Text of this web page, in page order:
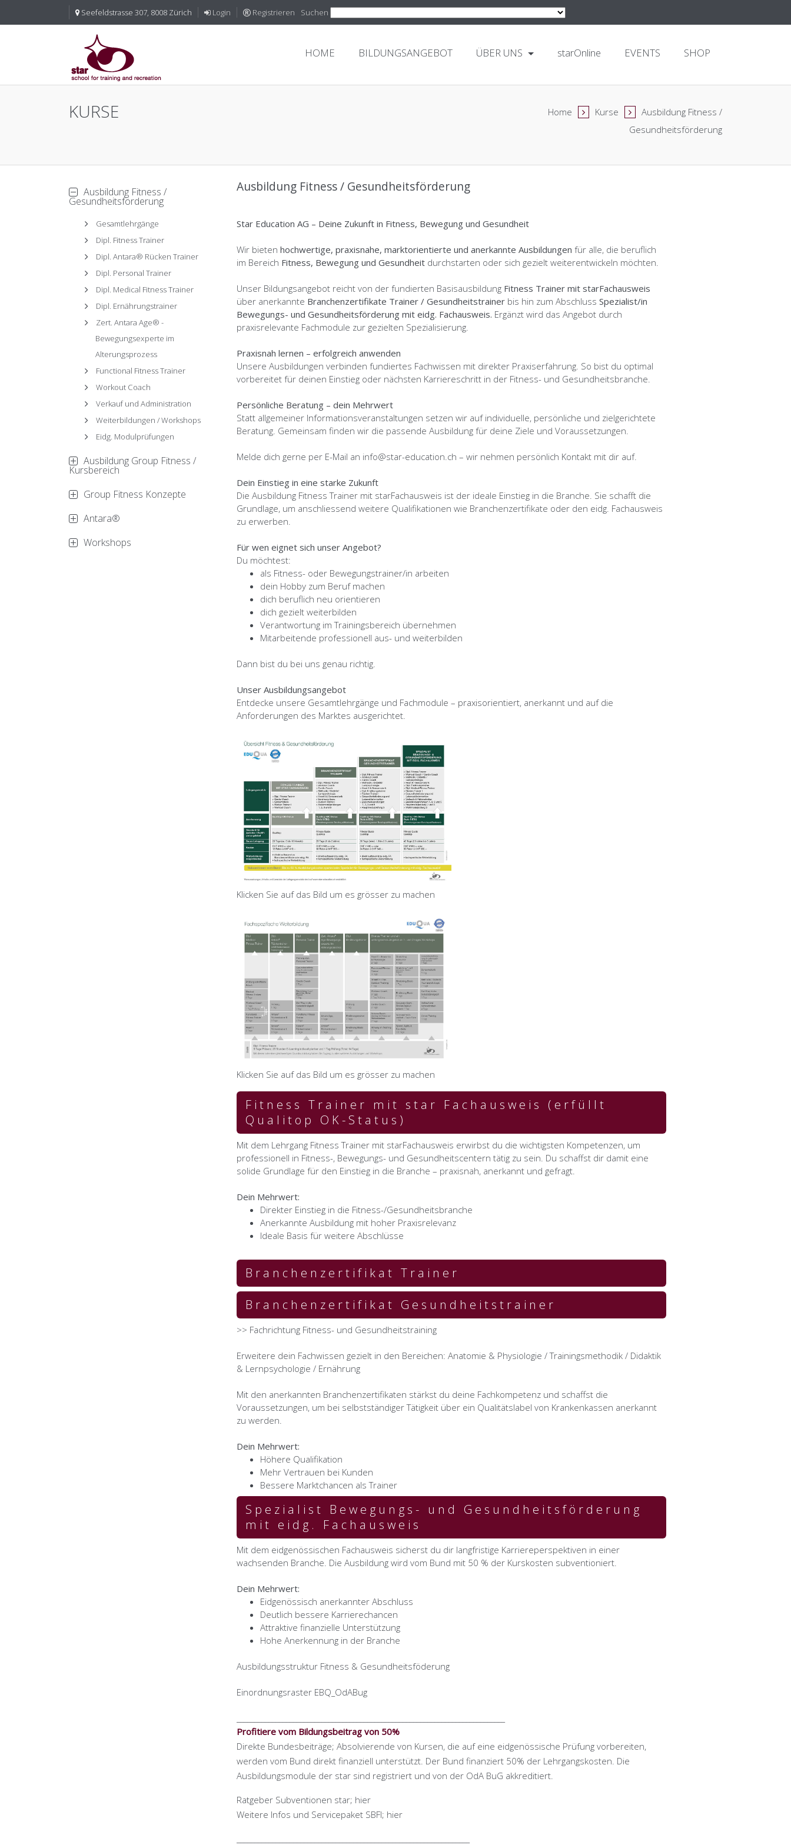
Seefeldstrasse 307, 8008 Zürich Login Registrieren Suchen
HOME BILDUNGSANGEBOT ÜBER UNS starOnline EVENTS SHOP
KURSE Home Kurse
Ausbildung Fitness /
Gesundheitsförderung
Ausbildung Fitness /
Gesundheitsförderung
Gesamtlehrgänge
Dipl. Fitness Trainer
Dipl. Antara® Rücken Trainer
Dipl. Personal Trainer
Dipl. Medical Fitness Trainer
Dipl. Ernährungstrainer
Zert. Antara Age® -
Bewegungsexperte im
Alterungsprozess
Functional Fitness Trainer
Workout Coach
Verkauf und Administration
Weiterbildungen / Workshops
Eidg. Modulprüfungen
Ausbildung Group Fitness /
Kursbereich
Group Fitness Konzepte
Antara®
Workshops
Ausbildung Fitness / Gesundheitsförderung
Star Education AG – Deine Zukunft in Fitness, Bewegung und Gesundheit
Wir bieten hochwertige, praxisnahe, marktorientierte und anerkannte Ausbildungen für alle, die beruflich
im Bereich Fitness, Bewegung und Gesundheit durchstarten oder sich gezielt weiterentwickeln möchten.
Unser Bildungsangebot reicht von der fundierten Basisausbildung Fitness Trainer mit starFachausweis
über anerkannte Branchenzertifikate Trainer / Gesundheitstrainer bis hin zum Abschluss Spezialist/in
Bewegungs- und Gesundheitsförderung mit eidg. Fachausweis. Ergänzt wird das Angebot durch
praxisrelevante Fachmodule zur gezielten Spezialisierung.
Praxisnah lernen – erfolgreich anwenden
Unsere Ausbildungen verbinden fundiertes Fachwissen mit direkter Praxiserfahrung. So bist du optimal
vorbereitet für deinen Einstieg oder nächsten Karriereschritt in der Fitness- und Gesundheitsbranche.
Persönliche Beratung – dein Mehrwert
Statt allgemeiner Informationsveranstaltungen setzen wir auf individuelle, persönliche und zielgerichtete
Beratung. Gemeinsam finden wir die passende Ausbildung für deine Ziele und Voraussetzungen.
Melde dich gerne per E-Mail an info@star-education.ch – wir nehmen persönlich Kontakt mit dir auf.
Dein Einstieg in eine starke Zukunft
Die Ausbildung Fitness Trainer mit starFachausweis ist der ideale Einstieg in die Branche. Sie schafft die
Grundlage, um anschliessend weitere Qualifikationen wie Branchenzertifikate oder den eidg. Fachausweis
zu erwerben.
Für wen eignet sich unser Angebot?
Du möchtest:
als Fitness- oder Bewegungstrainer/in arbeiten
dein Hobby zum Beruf machen
dich beruflich neu orientieren
dich gezielt weiterbilden
Verantwortung im Trainingsbereich übernehmen
Mitarbeitende professionell aus- und weiterbilden
Dann bist du bei uns genau richtig.
Unser Ausbildungsangebot
Entdecke unsere Gesamtlehrgänge und Fachmodule – praxisorientiert, anerkannt und auf die
Anforderungen des Marktes ausgerichtet.
Klicken Sie auf das Bild um es grösser zu machen
Klicken Sie auf das Bild um es grösser zu machen
Fitness Trainer mit star Fachausweis (erfüllt
Qualitop OK-Status)
Mit dem Lehrgang Fitness Trainer mit starFachausweis erwirbst du die wichtigsten Kompetenzen, um
professionell in Fitness-, Bewegungs- und Gesundheitscentern tätig zu sein. Du schaffst dir damit eine
solide Grundlage für den Einstieg in die Branche – praxisnah, anerkannt und gefragt.
Dein Mehrwert:
Direkter Einstieg in die Fitness-/Gesundheitsbranche
Anerkannte Ausbildung mit hoher Praxisrelevanz
Ideale Basis für weitere Abschlüsse
Branchenzertifikat Trainer
Branchenzertifikat Gesundheitstrainer
>> Fachrichtung Fitness- und Gesundheitstraining
Erweitere dein Fachwissen gezielt in den Bereichen: Anatomie & Physiologie / Trainingsmethodik / Didaktik
& Lernpsychologie / Ernährung
Mit den anerkannten Branchenzertifikaten stärkst du deine Fachkompetenz und schaffst die
Voraussetzungen, um bei selbstständiger Tätigkeit über ein Qualitätslabel von Krankenkassen anerkannt
zu werden.
Dein Mehrwert:
Höhere Qualifikation
Mehr Vertrauen bei Kunden
Bessere Marktchancen als Trainer
Spezialist Bewegungs- und Gesundheitsförderung
mit eidg. Fachausweis
Mit dem eidgenössischen Fachausweis sicherst du dir langfristige Karriereperspektiven in einer
wachsenden Branche. Die Ausbildung wird vom Bund mit 50 % der Kurskosten subventioniert.
Dein Mehrwert:
Eidgenössisch anerkannter Abschluss
Deutlich bessere Karrierechancen
Attraktive finanzielle Unterstützung
Hohe Anerkennung in der Branche
Ausbildungsstruktur Fitness & Gesundheitsföderung
Einordnungsraster EBQ_OdABug
Profitiere vom Bildungsbeitrag von 50%
Direkte Bundesbeiträge; Absolvierende von Kursen, die auf eine eidgenössische Prüfung vorbereiten,
werden vom Bund direkt finanziell unterstützt. Der Bund finanziert 50% der Lehrgangskosten. Die
Ausbildungsmodule der star sind registriert und von der OdA BuG akkreditiert.
Ratgeber Subventionen star; hier
Weitere Infos und Servicepaket SBFI; hier